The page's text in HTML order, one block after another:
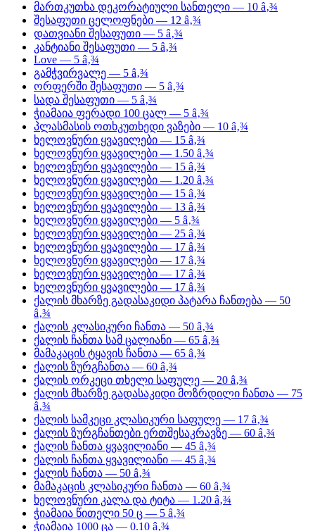
მართკუთხა დეკორატიული სანთელი — 10 â‚¾
შესაფუთი ცელოფნები — 12 â‚¾
დათვიანი შესაფუთი — 5 â‚¾
კანტიანი შესაფუთი — 5 â‚¾
Love — 5 â‚¾
გამჭვირვალე — 5 â‚¾
ორფერში შესაფუთი — 5 â‚¾
სადა შესაფუთი — 5 â‚¾
ჭიამაია ფერადი 100 ცალ — 5 â‚¾
პლასმასის ოთხკუთხედი ვაზები — 10 â‚¾
ხელოვნური ყვავილები — 15 â‚¾
ხელოვნური ყვავილები — 1.50 â‚¾
ხელოვნური ყვავილები — 15 â‚¾
ხელოვნური ყვავილები — 1.20 â‚¾
ხელოვნური ყვავილები — 15 â‚¾
ხელოვნური ყვავილები — 13 â‚¾
ხელოვნური ყვავილები — 5 â‚¾
ხელოვნური ყვავილები — 25 â‚¾
ხელოვნური ყვავილები — 17 â‚¾
ხელოვნური ყვავილები — 17 â‚¾
ხელოვნური ყვავილები — 17 â‚¾
ხელოვნური ყვავილები — 17 â‚¾
ქალის მხარზე გადასაკიდი პატარა ჩანთება — 50
â‚¾
ქალის კლასიკური ჩანთა — 50 â‚¾
ქალის ჩანთა სამ ცალიანი — 65 â‚¾
მამაკაცის ტყავის ჩანთა — 65 â‚¾
ქალის ზურგჩანთა — 60 â‚¾
ქალის ორკეცი თხელი საფულე — 20 â‚¾
ქალის მხარზე გადასაკიდი მოზრდილი ჩანთა — 75
â‚¾
ქალის სამკეცი კლასიკური საფულე — 17 â‚¾
ქალის ზურგჩანთები ერთშესაკრავზე — 60 â‚¾
ქალის ჩანთა ყვავილიანი — 45 â‚¾
ქალის ჩანთა ყვავილიანი — 45 â‚¾
ქალის ჩანთა — 50 â‚¾
მამაკაცის კლასიკური ჩანთა — 60 â‚¾
ხელოვნური კალა და ტიტა — 1.20 â‚¾
ჭიამაია წითელი 50 ც — 5 â‚¾
ჭიამაია 1000 ცა — 0.10 â‚¾